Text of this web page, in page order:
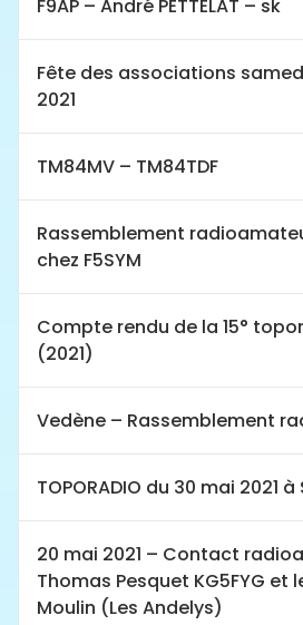
F9AP – André PETTELAT – sk
Fête des associations
2021
TM84MV – TM84TDF
Rassemblement
chez F5SYM
Compte rendu de la 15°
(2021)
Vedène – Rassemblement
TOPORADIO du 30 mai 2021 à
20 mai 2021 – Contact
Thomas Pesquet KG5FYG et
Moulin (Les Andelys)